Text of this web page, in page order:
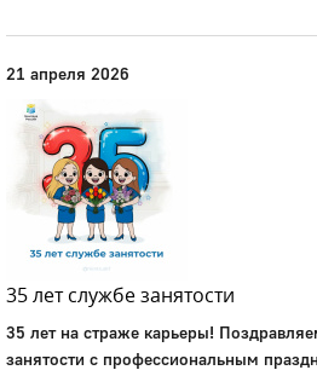
21 апреля 2026
35 лет службе занятости
35 лет на страже карьеры!
занятости с профессиональным